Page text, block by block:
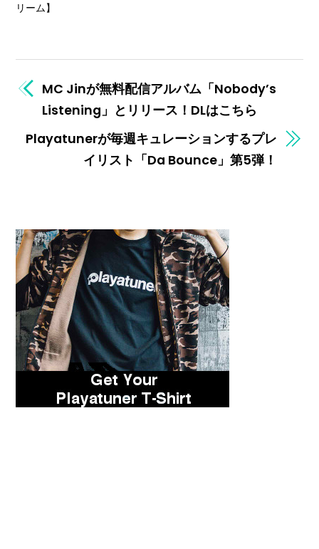
リーム】
MC Jinが無料配信アルバム「Nobody’s
Listening」とリリース！DLはこちら
Playatunerが毎週キュレーションするプレ
イリスト「Da Bounce」第5弾！